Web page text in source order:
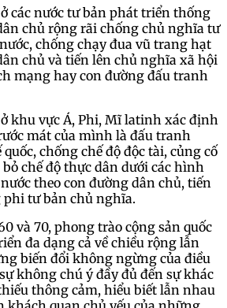
các nước tư bản phát triển thống
chủ rộng rãi chống chủ nghĩa tư
chống chạy đua vũ trang hạt
chủ và tiến lên chủ nghĩa xã hội
mạng hay con đường đấu tranh
khu vực Á, Phi, Mĩ latinh xác định
mát của mình là đấu tranh
chống chế độ độc tài, củng cố
chế độ thực dân dưới các hình
theo con đường dân chủ, tiến
tư bản chủ nghĩa.
và 70, phong trào cộng sản quốc
đa dạng cả về chiều rộng lẫn
biến đổi không ngừng của điều
không chú ý đầy đủ đến sự khác
thông cảm, hiểu biết lẫn nhau